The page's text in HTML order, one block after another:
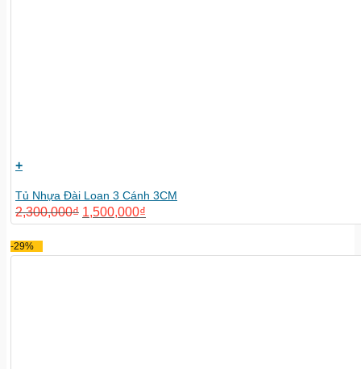
+
Tủ Nhựa Đài Loan 3 Cánh 3CM
2,300,000₫ 1,500,000₫
-29%